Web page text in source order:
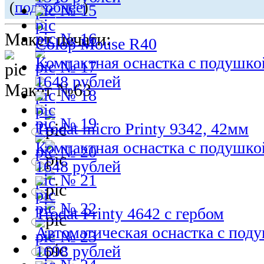
(подробнее)
Макет печати:
Макет №63
№ 15
№ 16
№ 17
№ 18
№ 19
№ 20
№ 21
№ 22
№ 23
Colop Mouse R40
Компактная оснастка с
1648 рублей
Trodat micro Printy 9342, 42мм
Компактная оснастка с
1648 рублей
Trodat Printy 4642 с гербом
Автоматическая оснастка с
1698 рублей